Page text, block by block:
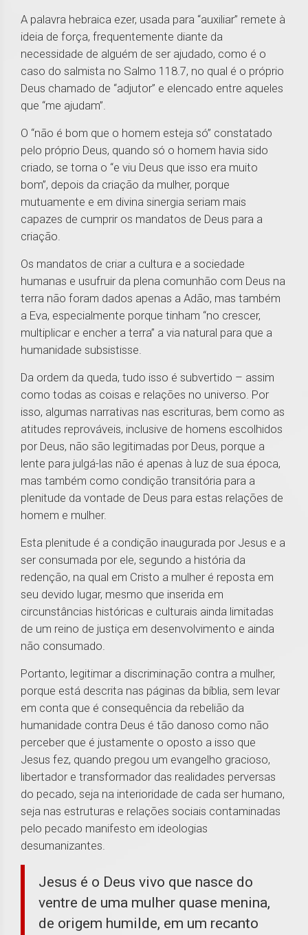
A palavra hebraica ezer, usada para “auxiliar” remete à
ideia de força, frequentemente diante da
necessidade de alguém de ser ajudado, como é o
caso do salmista no Salmo 118.7, no qual é o próprio
Deus chamado de “adjutor” e elencado entre aqueles
que “me ajudam”.
O “não é bom que o homem esteja só” constatado
pelo próprio Deus, quando só o homem havia sido
criado, se torna o “e viu Deus que isso era muito
bom”, depois da criação da mulher, porque
mutuamente e em divina sinergia seriam mais
capazes de cumprir os mandatos de Deus para a
criação.
Os mandatos de criar a cultura e a sociedade
humanas e usufruir da plena comunhão com Deus na
terra não foram dados apenas a Adão, mas também
a Eva, especialmente porque tinham “no crescer,
multiplicar e encher a terra” a via natural para que a
humanidade subsistisse.
Da ordem da queda, tudo isso é subvertido – assim
como todas as coisas e relações no universo. Por
isso, algumas narrativas nas escrituras, bem como as
atitudes reprováveis, inclusive de homens escolhidos
por Deus, não são legitimadas por Deus, porque a
lente para julgá-las não é apenas à luz de sua época,
mas também como condição transitória para a
plenitude da vontade de Deus para estas relações de
homem e mulher.
Esta plenitude é a condição inaugurada por Jesus e a
ser consumada por ele, segundo a história da
redenção, na qual em Cristo a mulher é reposta em
seu devido lugar, mesmo que inserida em
circunstâncias históricas e culturais ainda limitadas
de um reino de justiça em desenvolvimento e ainda
não consumado.
Portanto, legitimar a discriminação contra a mulher,
porque está descrita nas páginas da bíblia, sem levar
em conta que é consequência da rebelião da
humanidade contra Deus é tão danoso como não
perceber que é justamente o oposto a isso que
Jesus fez, quando pregou um evangelho gracioso,
libertador e transformador das realidades perversas
do pecado, seja na interioridade de cada ser humano,
seja nas estruturas e relações sociais contaminadas
pelo pecado manifesto em ideologias
desumanizantes.
Jesus é o Deus vivo que nasce do
ventre de uma mulher quase menina,
de origem humilde, em um recanto